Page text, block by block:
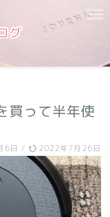
グ
買って半年使
6日 / 2022年7月26日